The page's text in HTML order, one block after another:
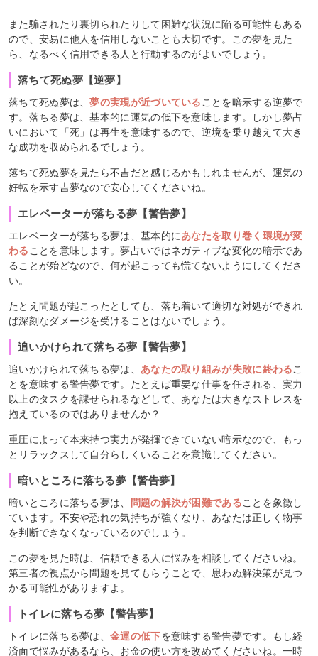
また騙されたり裏切られたりして困難な状況に陥る可能性もある
ので、安易に他人を信用しないことも大切です。この夢を見た
ら、なるべく信用できる人と行動するのがよいでしょう。
落ちて死ぬ夢【逆夢】
落ちて死ぬ夢は、夢の実現が近づいている ことを暗示する逆夢で
す。落ちる夢は、基本的に運気の低下を意味します。しかし夢占
いにおいて「死」は再生を意味するので、逆境を乗り越えて大き
な成功を収められるでしょう。
落ちて死ぬ夢を見たら不吉だと感じるかもしれませんが、運気の
好転を示す吉夢なので安心してくださいね。
エレベーターが落ちる夢【警告夢】
エレベーターが落ちる夢は、基本的にあなたを取り巻く環境が変
わる ことを意味します。夢占いではネガティブな変化の暗示であ
ることが殆どなので、何が起こっても慌てないようにしてくださ
い。
たとえ問題が起こったとしても、落ち着いて適切な対処ができれ
ば深刻なダメージを受けることはないでしょう。
追いかけられて落ちる夢【警告夢】
追いかけられて落ちる夢は、 あなたの取り組みが失敗に終わるこ
とを意味する警告夢です。たとえば重要な仕事を任される、実力
以上のタスクを課せられるなどして、あなたは大きなストレスを
抱えているのではありませんか？
重圧によって本来持つ実力が発揮できていない暗示なので、もっ
とリラックスして自分らしくいることを意識してください。
暗いところに落ちる夢【警告夢】
暗いところに落ちる夢は、 問題の解決が困難であることを象徴し
ています。不安や恐れの気持ちが強くなり、あなたは正しく物事
を判断できなくなっているのでしょう。
この夢を見た時は、信頼できる人に悩みを相談してくださいね。
第三者の視点から問題を見てもらうことで、思わぬ解決策が見つ
かる可能性がありますよ。
トイレに落ちる夢【警告夢】
トイレに落ちる夢は、 金運の低下を意味する警告夢です。もし経
済面で悩みがあるなら、お金の使い方を改めてくださいね。一時